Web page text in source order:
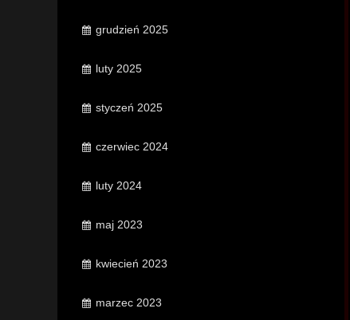
grudzień 2025
luty 2025
styczeń 2025
czerwiec 2024
luty 2024
maj 2023
kwiecień 2023
marzec 2023